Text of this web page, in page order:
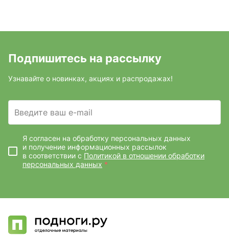
Подпишитесь на рассылку
Узнавайте о новинках, акциях и распродажах!
Введите ваш e-mail
Я согласен на обработку персональных данных
и получение информационных рассылок
в соответствии с Политикой в отношении обработки
персональных данных *